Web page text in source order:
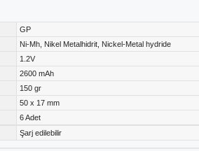
GP
Ni-Mh, Nikel Metalhidrit, Nickel-Metal hydride
1.2V
2600 mAh
150 gr
50 x 17 mm
6 Adet
Şarj edilebilir